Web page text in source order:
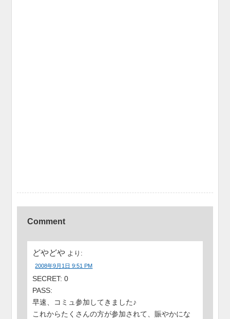
Comment
どやどや より:
2008年9月1日 9:51 PM
SECRET: 0
PASS:
早速、コミュ参加してきました♪
これからたくさんの方が参加されて、賑やかにな